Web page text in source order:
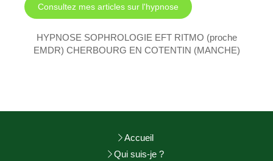
Consultez mes articles sur l'hypnose
HYPNOSE SOPHROLOGIE EFT RITMO (proche
EMDR) CHERBOURG EN COTENTIN (MANCHE)
Accueil
Qui suis-je ?